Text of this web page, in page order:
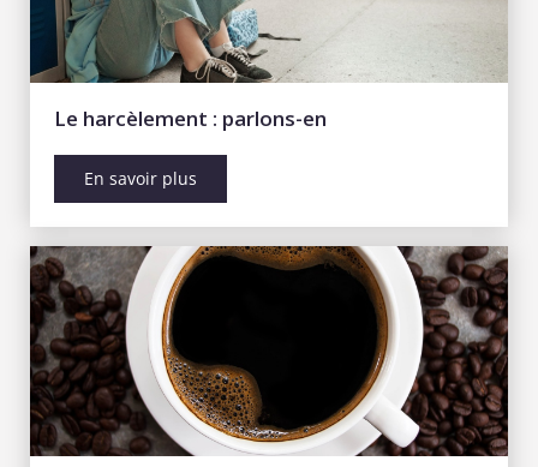
Le harcèlement : parlons-en
En savoir plus